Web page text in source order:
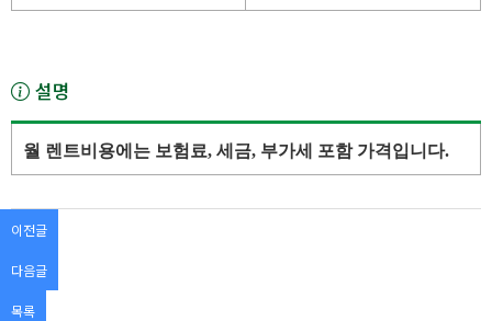
설명
월 렌트비용에는 보험료, 세금, 부가세 포함 가격입니다.
이전글
다음글
목록